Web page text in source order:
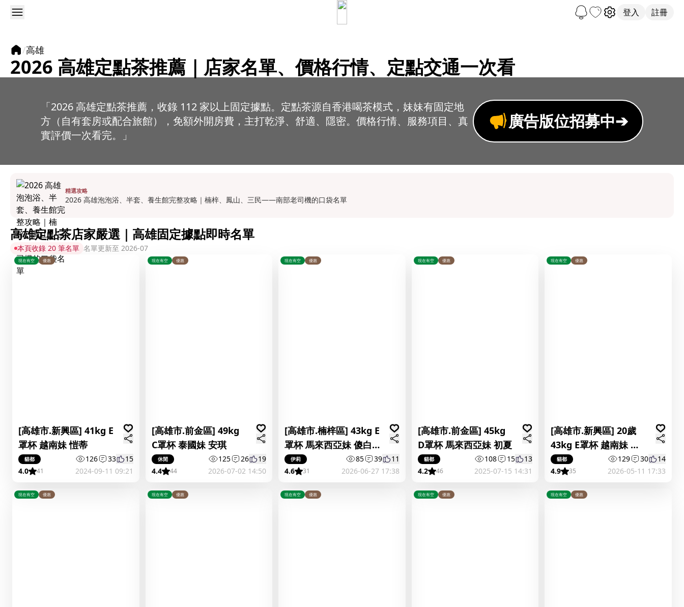
登入 註冊
/高雄
2026 高雄定點茶推薦｜店家名單、價格行情、定點交通一次看
「2026 高雄定點茶推薦，收錄 112 家以上固定據點。定點茶源自香港喝茶模式，妹妹有固定地
方（自有套房或配合旅館），免額外開房費，主打乾淨、舒適、隱密。價格行情、服務項目、真
實評價一次看完。」
廣告版位招募中➔
精選攻略
2026 高雄泡泡浴、半套、養生館完整攻略｜楠梓、鳳山、三民——南部老司機的口袋名單
高雄定點茶店家嚴選｜高雄固定據點即時名單
本頁收錄 20 筆名單 名單更新至 2026-07
現在有空 優惠
[高雄市.新興區] 41kg E
罩杯 越南妹 愷蒂
貓都 126 33
15
4.0
41 2024-09-11 09:21
現在有空 優惠
[高雄市.前金區] 49kg
C罩杯 泰國妹 安琪
休閒 125 26
19
4.4
44 2026-07-02 14:50
現在有空 優惠
[高雄市.楠梓區] 43kg E
罩杯 馬來西亞妹 傻白
甜伊莉 85 39
11
4.6
31 2026-06-27 17:38
現在有空 優惠
[高雄市.前金區] 45kg
D罩杯 馬來西亞妹 初夏
貓都 108 15
13
4.2
46 2025-07-15 14:31
現在有空 優惠
[高雄市.新興區] 20歲
43kg E罩杯 越南妹 桃
樂絲
貓都 129 30
14
4.9
35 2026-05-11 17:33
現在有空 優惠 現在有空 優惠 現在有空 優惠 現在有空 優惠 現在有空 優惠